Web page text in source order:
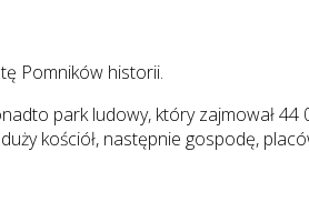
Pomników historii.
park ludowy, który zajmował 44
kościół, następnie gospodę,